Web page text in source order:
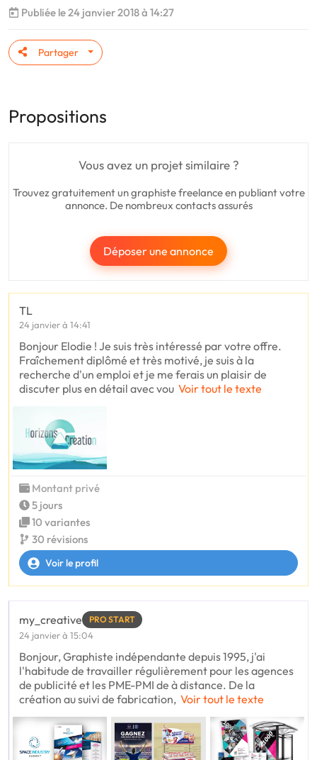
Publiée le 24 janvier 2018 à 14:27
Partager
Propositions
Vous avez un projet similaire ?
Trouvez gratuitement un graphiste freelance en publiant votre
annonce. De nombreux contacts assurés
Déposer une annonce
TL
24 janvier à 14:41
Bonjour Elodie ! Je suis très intéressé par votre offre.
Fraîchement diplômé et très motivé, je suis à la
recherche d'un emploi et je me ferais un plaisir de
discuter plus en détail avec vou Voir tout le texte
Montant privé
5 jours
10 variantes
30 révisions
Voir le profil
my_creative PRO START
24 janvier à 15:04
Bonjour, Graphiste indépendante depuis 1995, j'ai
l'habitude de travailler régulièrement pour les agences
de publicité et les PME-PMI de à distance. De la
création au suivi de fabrication, Voir tout le texte